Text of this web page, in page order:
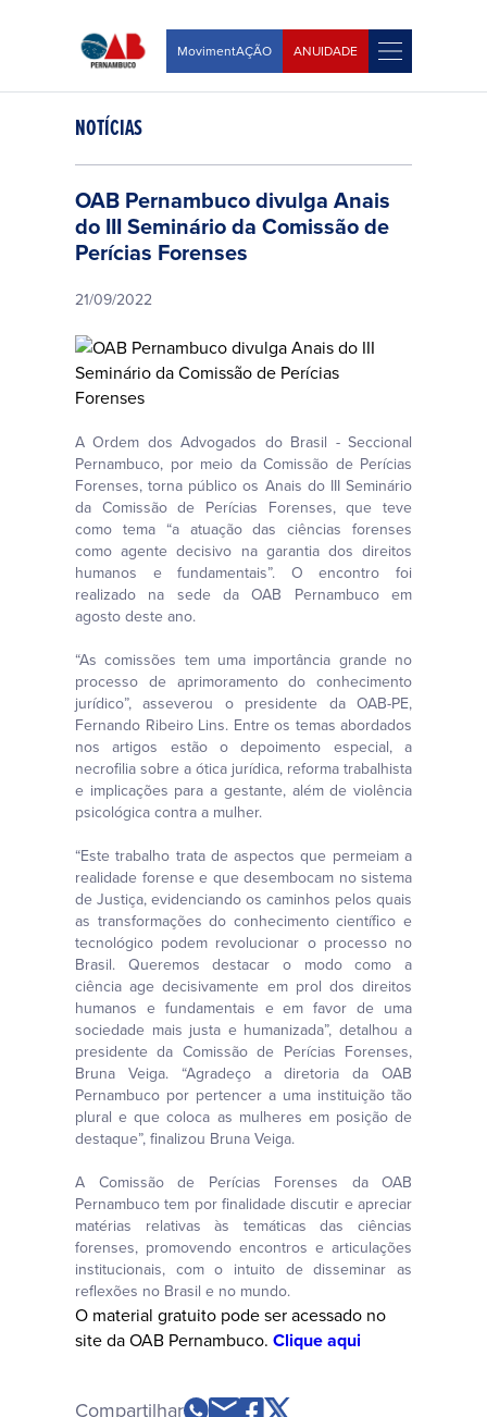
MovimentAÇÃO ANUIDADE
NOTÍCIAS
OAB Pernambuco divulga Anais
do III Seminário da Comissão de
Perícias Forenses
21/09/2022
A Ordem dos Advogados do Brasil - Seccional
Pernambuco, por meio da Comissão de Perícias
Forenses, torna público os Anais do III Seminário
da Comissão de Perícias Forenses, que teve
como tema “a atuação das ciências forenses
como agente decisivo na garantia dos direitos
humanos e fundamentais”. O encontro foi
realizado na sede da OAB Pernambuco em
agosto deste ano.
“As comissões tem uma importância grande no
processo de aprimoramento do conhecimento
jurídico”, asseverou o presidente da OAB-PE,
Fernando Ribeiro Lins. Entre os temas abordados
nos artigos estão o depoimento especial, a
necrofilia sobre a ótica jurídica, reforma trabalhista
e implicações para a gestante, além de violência
psicológica contra a mulher.
“Este trabalho trata de aspectos que permeiam a
realidade forense e que desembocam no sistema
de Justiça, evidenciando os caminhos pelos quais
as transformações do conhecimento científico e
tecnológico podem revolucionar o processo no
Brasil. Queremos destacar o modo como a
ciência age decisivamente em prol dos direitos
humanos e fundamentais e em favor de uma
sociedade mais justa e humanizada”, detalhou a
presidente da Comissão de Perícias Forenses,
Bruna Veiga. “Agradeço a diretoria da OAB
Pernambuco por pertencer a uma instituição tão
plural e que coloca as mulheres em posição de
destaque”, finalizou Bruna Veiga.
A Comissão de Perícias Forenses da OAB
Pernambuco tem por finalidade discutir e apreciar
matérias relativas às temáticas das ciências
forenses, promovendo encontros e articulações
institucionais, com o intuito de disseminar as
reflexões no Brasil e no mundo.
O material gratuito pode ser acessado no
site da OAB Pernambuco. Clique aqui
Compartilhar